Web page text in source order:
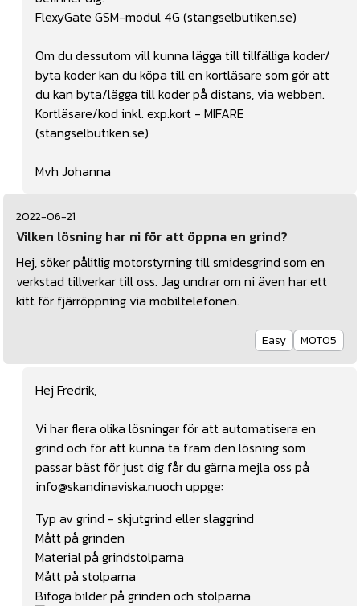
FlexyGate GSM-modul 4G (stangselbutiken.se)
Om du dessutom vill kunna lägga till tillfälliga koder/
byta koder kan du köpa till en kortläsare som gör att
du kan byta/lägga till koder på distans, via webben.
Kortläsare/kod inkl. exp.kort - MIFARE
(stangselbutiken.se)
Mvh Johanna
2022-06-21
Vilken lösning har ni för att öppna en grind?
Hej, söker pålitlig motorstyrning till smidesgrind som en
verkstad tillverkar till oss. Jag undrar om ni även har ett
kitt för fjärröppning via mobiltelefonen.
Easy MOT05
Hej Fredrik,
Vi har flera olika lösningar för att automatisera en
grind och för att kunna ta fram den lösning som
passar bäst för just dig får du gärna mejla oss på
info@skandinaviska.nuoch uppge:
Typ av grind - skjutgrind eller slaggrind
Mått på grinden
Material på grindstolparna
Mått på stolparna
Bifoga bilder på grinden och stolparna